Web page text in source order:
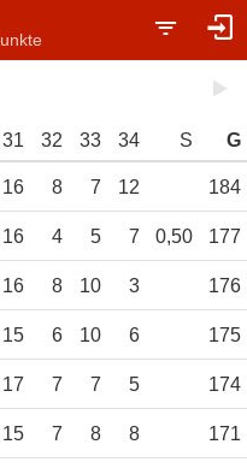
31 32 33 34 S G
16 8 7 12 184
16 4 5 7 0,50 177
16 8 10 3 176
15 6 10 6 175
17 7 7 5 174
15 7 8 8 171